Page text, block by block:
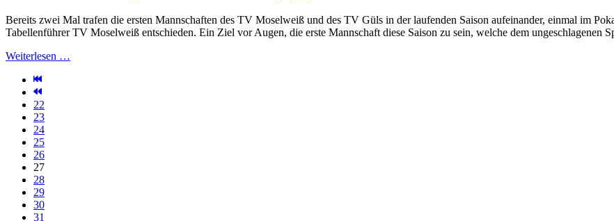
Bereits zwei Mal trafen die ersten Mannschaften des TV Moselweiß und des TV Güls in der laufenden Saison aufeinander, einmal im
Tabellenführer TV Moselweiß entschieden. Ein Ziel vor Augen, die erste Mannschaft diese Saison zu sein, welche dem ungeschlagenen
Weiterlesen …
22
23
24
25
26
27
28
29
30
31